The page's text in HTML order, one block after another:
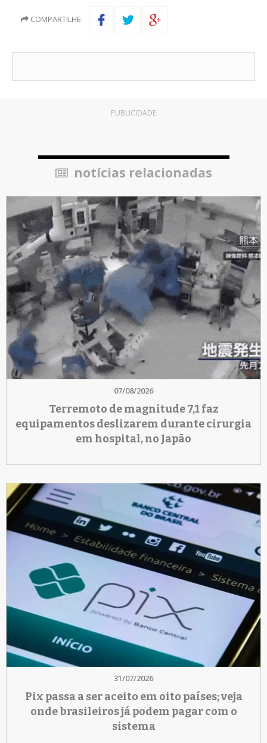
COMPARTILHE:
PUBLICIDADE
notícias relacionadas
07/08/2026
Terremoto de magnitude 7,1 faz
equipamentos deslizarem durante cirurgia
em hospital, no Japão
31/07/2026
Pix passa a ser aceito em oito países; veja
onde brasileiros já podem pagar com o
sistema